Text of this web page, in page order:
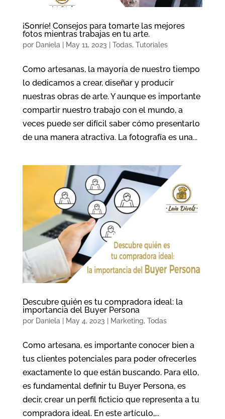
¡Sonríe! Consejos para tomarte las mejores
fotos mientras trabajas en tu arte.
por Daniela| May 11, 2023 Todas, Tutoriales
Como artesanas, la mayoría de nuestro tiempo
lo dedicamos a crear, diseñar y producir
nuestras obras de arte. Y aunque es importante
compartir nuestro trabajo con el mundo, a
veces puede ser difícil saber cómo presentarlo
de una manera atractiva. La fotografía es una...
Descubre quién es tu compradora ideal: la
importancia del Buyer Persona
por Daniela May 4, 2023 Marketing, Todas
Como artesana, es importante conocer bien a
tus clientes potenciales para poder ofrecerles
exactamente lo que están buscando. Para ello,
es fundamental definir tu Buyer Persona, es
decir, crear un perfil ficticio que representa a tu
compradora ideal. En este artículo,...